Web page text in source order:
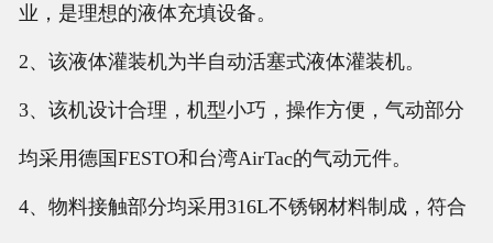
业，是理想的液体充填设备。
2、该液体灌装机为半自动活塞式液体灌装机。
3、该机设计合理，机型小巧，操作方便，气动部分
均采用德国FESTO和台湾AirTac的气动元件。
4、物料接触部分均采用316L不锈钢材料制成，符合